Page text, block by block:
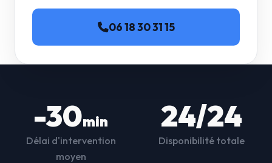
06 18 30 31 15
-30min
Délai d'intervention
moyen
24/24
Disponibilité totale